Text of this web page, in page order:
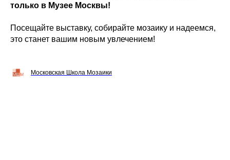
только в Музее Москвы!
Посещайте выставку, собирайте мозаику и надеемся,
это станет вашим новым увлечением!
Московская Школа Мозаики